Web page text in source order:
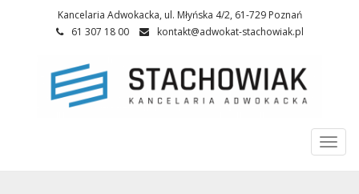
Kancelaria Adwokacka, ul. Młyńska 4/2, 61-729 Poznań
61 307 18 00
kontakt@adwokat-stachowiak.pl